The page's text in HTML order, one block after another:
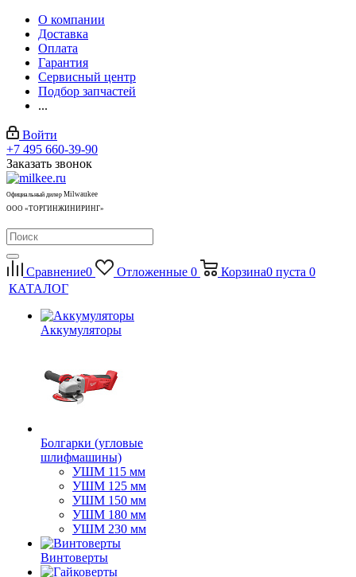
О компании
Доставка
Оплата
Гарантия
Сервисный центр
Подбор запчастей
...
Войти
+7 495 660-39-90
Заказать звонок
Официальный дилер Milwaukee
ООО «ТОРГИНЖИНИРИНГ»
Сравнение0 Отложенные 0 Корзина0 пуста 0
КАТАЛОГ
Аккумуляторы
Болгарки (угловые
шлифмашины)
УШМ 115 мм
УШМ 125 мм
УШМ 150 мм
УШМ 180 мм
УШМ 230 мм
Винтоверты